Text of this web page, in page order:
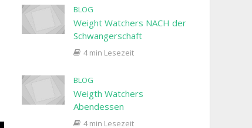
BLOG
Weight Watchers NACH der
Schwangerschaft
4 min Lesezeit
BLOG
Weigth Watchers
Abendessen
4 min Lesezeit